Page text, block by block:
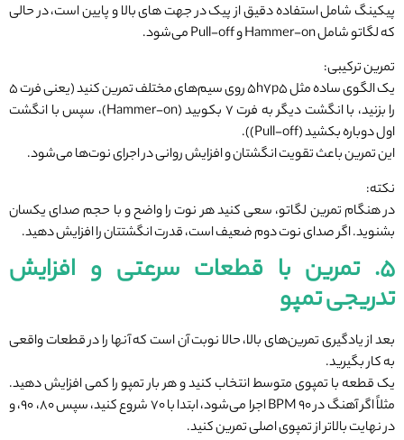
پیکینگ شامل استفاده دقیق از پیک در جهت های بالا و پایین است، در حالی
که لگاتو شامل Hammer-on و Pull-off می‌شود.
تمرین ترکیبی:
یک الگوی ساده مثل ۵h۷p۵ روی سیم‌های مختلف تمرین کنید (یعنی فرت ۵
را بزنید، با انگشت دیگر به فرت ۷ بکوبید (Hammer-on)، سپس با انگشت
اول دوباره بکشید (Pull-off)).
این تمرین باعث تقویت انگشتان و افزایش روانی در اجرای نوت‌ها می‌شود.
نکته:
در هنگام تمرین لگاتو، سعی کنید هر نوت را واضح و با حجم صدای یکسان
بشنوید. اگر صدای نوت دوم ضعیف است، قدرت انگشتتان را افزایش دهید.
۵. تمرین با قطعات سرعتی و افزایش
تدریجی تمپو
بعد از یادگیری تمرین‌های بالا، حالا نوبت آن است که آنها را در قطعات واقعی
به کار بگیرید.
یک قطعه با تمپوی متوسط انتخاب کنید و هر بار تمپو را کمی افزایش دهید.
مثلاً اگر آهنگ در ۹۰ BPM اجرا می‌شود، ابتدا با ۷۰ شروع کنید، سپس ۸۰، ۹۰، و
در نهایت بالاتر از تمپوی اصلی تمرین کنید.